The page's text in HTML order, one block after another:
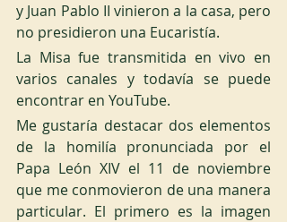
y Juan Pablo II vinieron a la casa, pero
no presidieron una Eucaristía.
La Misa fue transmitida en vivo en
varios canales y todavía se puede
encontrar en YouTube.
Me gustaría destacar dos elementos
de la homilía pronunciada por el
Papa León XIV el 11 de noviembre
que me conmovieron de una manera
particular. El primero es la imagen